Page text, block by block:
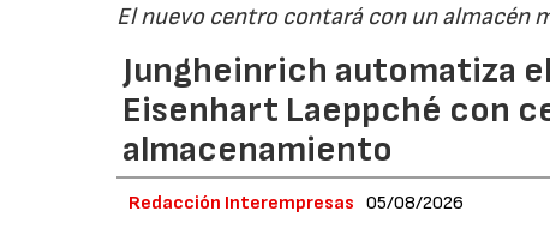
El nuevo centro contará con un almacén
Jungheinrich automatiza
Eisenhart Laeppché con
almacenamiento
Redacción Interempresas 05/08/2026